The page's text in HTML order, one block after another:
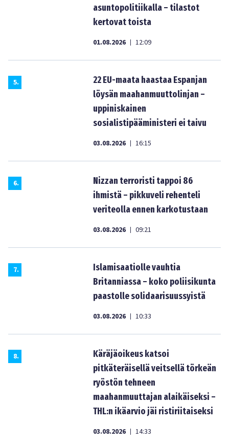
asuntopolitiikalla – tilastot
kertovat toista
01.08.2026 | 12:09
5.
22 EU-maata haastaa Espanjan
löysän maahanmuuttolinjan –
uppiniskainen
sosialistipääministeri ei taivu
03.08.2026 | 16:15
6.
Nizzan terroristi tappoi 86
ihmistä – pikkuveli rehenteli
veriteolla ennen karkotustaan
03.08.2026 | 09:21
7.
Islamisaatiolle vauhtia
Britanniassa – koko poliisikunta
paastolle solidaarisuussyistä
03.08.2026 | 10:33
8.
Käräjäoikeus katsoi
pitkäteräisellä veitsellä törkeän
ryöstön tehneen
maahanmuuttajan alaikäiseksi –
THL:n ikäarvio jäi ristiriitaiseksi
03.08.2026 | 14:33